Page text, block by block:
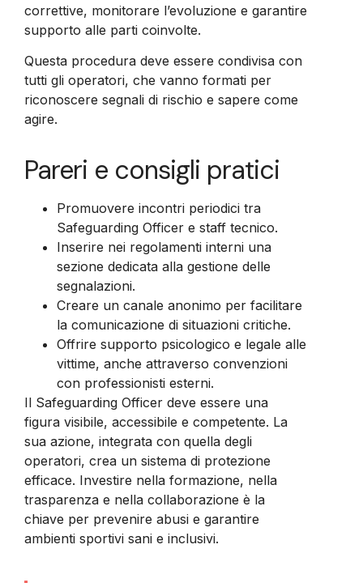
correttive, monitorare l’evoluzione e garantire
supporto alle parti coinvolte.
Questa procedura deve essere condivisa con
tutti gli operatori, che vanno formati per
riconoscere segnali di rischio e sapere come
agire.
Pareri e consigli pratici
Promuovere incontri periodici tra
Safeguarding Officer e staff tecnico.
Inserire nei regolamenti interni una
sezione dedicata alla gestione delle
segnalazioni.
Creare un canale anonimo per facilitare
la comunicazione di situazioni critiche.
Offrire supporto psicologico e legale alle
vittime, anche attraverso convenzioni
con professionisti esterni.
Il Safeguarding Officer deve essere una
figura visibile, accessibile e competente. La
sua azione, integrata con quella degli
operatori, crea un sistema di protezione
efficace. Investire nella formazione, nella
trasparenza e nella collaborazione è la
chiave per prevenire abusi e garantire
ambienti sportivi sani e inclusivi.